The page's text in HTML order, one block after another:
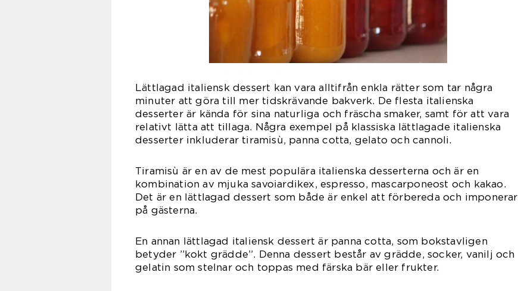
Lättlagad italiensk dessert kan vara alltifrån enkla rätter som tar några
minuter att göra till mer tidskrävande bakverk. De flesta italienska
desserter är kända för sina naturliga och fräscha smaker, samt för att vara
relativt lätta att tillaga. Några exempel på klassiska lättlagade italienska
desserter inkluderar tiramisù, panna cotta, gelato och cannoli.
Tiramisù är en av de mest populära italienska desserterna och är en
kombination av mjuka savoiardikex, espresso, mascarponeost och kakao.
Det är en lättlagad dessert som både är enkel att förbereda och imponerar
på gästerna.
En annan lättlagad italiensk dessert är panna cotta, som bokstavligen
betyder ”kokt grädde”. Denna dessert består av grädde, socker, vanilj och
gelatin som stelnar och toppas med färska bär eller frukter.